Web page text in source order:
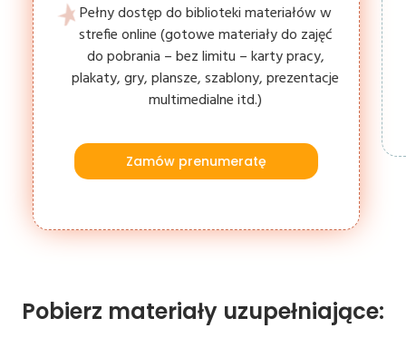
Pełny dostęp do biblioteki materiałów w
strefie online (gotowe materiały do zajęć
do pobrania – bez limitu – karty pracy,
plakaty, gry, plansze, szablony, prezentacje
multimedialne itd.)
Zamów prenumeratę
Pobierz materiały uzupełniające: